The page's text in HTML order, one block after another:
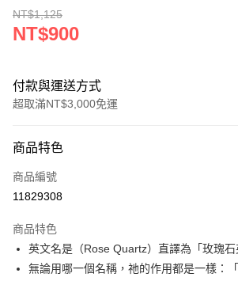
NT$1,125
NT$900
付款與運送方式
超取滿NT$3,000免運
信用卡一次付款
超商取貨付款
Apple Pay
街口支付
商品特色
商品編號
11829308
商品特色
英文名是（Rose Quartz）直譯為「玫瑰石
無論用哪一個名稱，祂的作用都是一樣：